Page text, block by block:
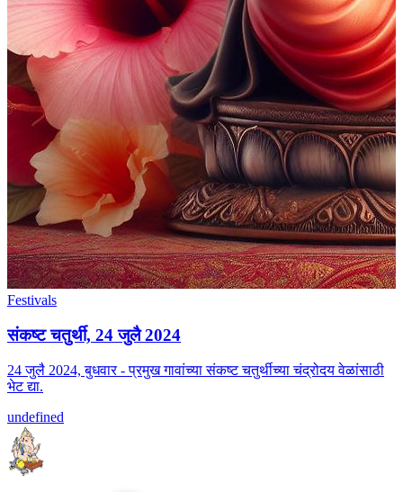
Festivals
संकष्ट चतुर्थी, 24 जुलै 2024
24 जुलै 2024, बुधवार - प्रमुख गावांच्या संकष्ट चतुर्थीच्या चंद्रोदय वेळांसाठी
भेट द्या.
undefined